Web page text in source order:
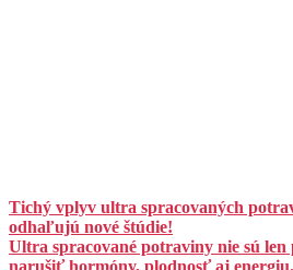
Tichý vplyv ultra spracovaných
odhaľujú nové štúdie!
Ultra spracované potraviny nie sú
narušiť hormóny, plodnosť aj